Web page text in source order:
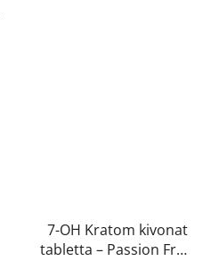
7-OH Kratom kivonat
tabletta – Passion Fruit